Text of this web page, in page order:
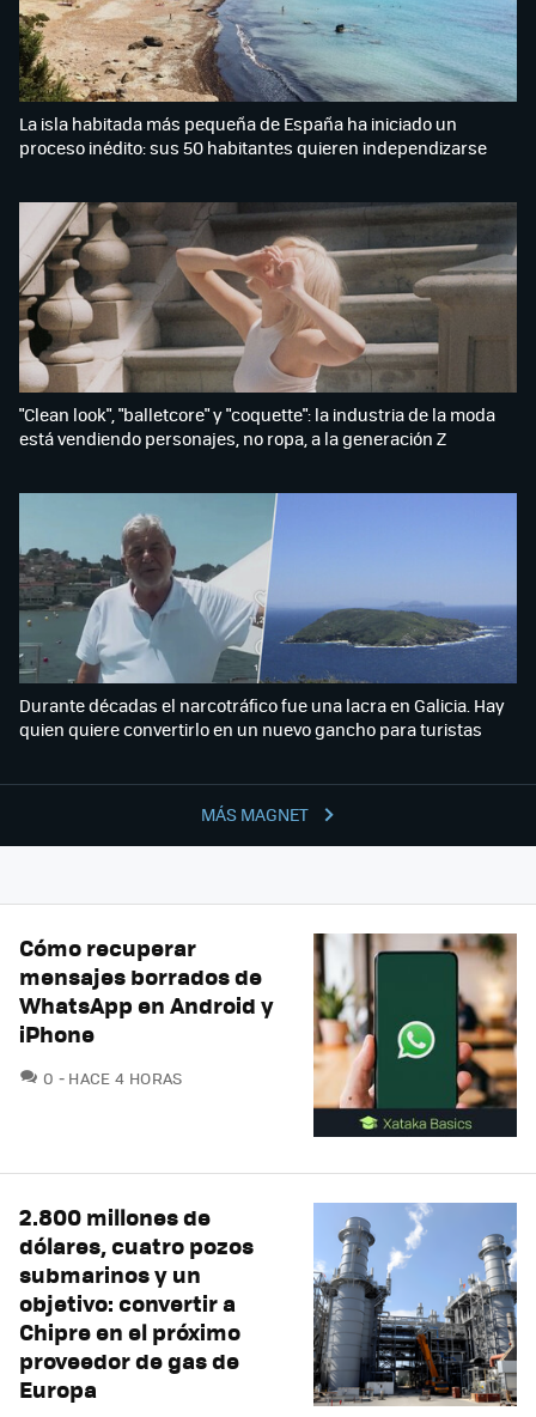
MÁS MAGNET
La isla habitada más pequeña de España ha iniciado un
proceso inédito: sus 50 habitantes quieren independizarse
"Clean look", "balletcore" y "coquette": la industria de la moda
está vendiendo personajes, no ropa, a la generación Z
Durante décadas el narcotráfico fue una lacra en Galicia. Hay
quien quiere convertirlo en un nuevo gancho para turistas
Cómo recuperar
mensajes borrados de
WhatsApp en Android y
iPhone
0 COMENTARIOS
HACE 4 HORAS
2.800 millones de
dólares, cuatro pozos
submarinos y un
objetivo: convertir a
Chipre en el próximo
proveedor de gas de
Europa